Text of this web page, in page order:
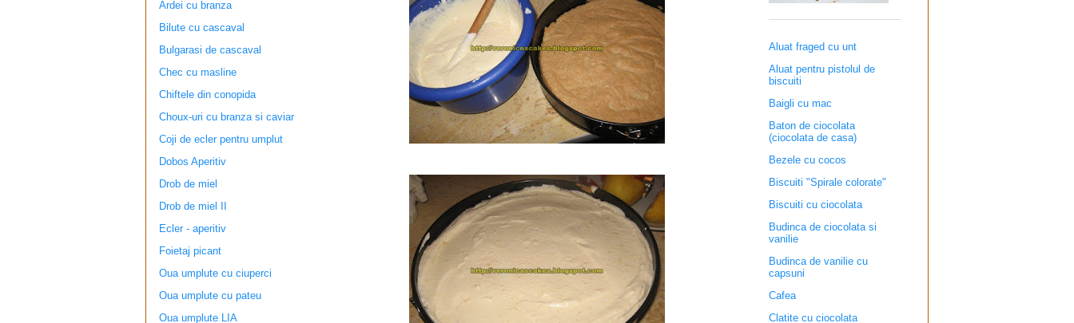
Ardei cu branza
Bilute cu cascaval
Bulgarasi de cascaval
Chec cu masline
Chiftele din conopida
Choux-uri cu branza si caviar
Coji de ecler pentru umplut
Dobos Aperitiv
Drob de miel
Drob de miel II
Ecler - aperitiv
Foietaj picant
Oua umplute cu ciuperci
Oua umplute cu pateu
Oua umplute LIA
Aluat fraged cu unt
Aluat pentru pistolul de
biscuiti
Baigli cu mac
Baton de ciocolata
(ciocolata de casa)
Bezele cu cocos
Biscuiti "Spirale colorate"
Biscuiti cu ciocolata
Budinca de ciocolata si
vanilie
Budinca de vanilie cu
capsuni
Cafea
Clatite cu ciocolata